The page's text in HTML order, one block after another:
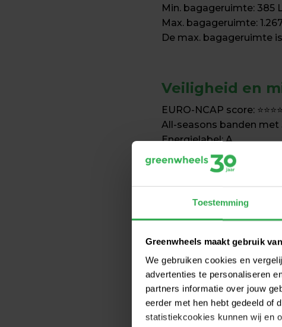
Toestemming
Greenwheels maakt gebruik
We gebruiken cookies en
advertenties te personaliseren
partners informatie over jouw
eerder met hen hebt gedeeld of
statistiekcookies kunnen wij en
⁠Min. bagageruimte: 385
⁠Max. bagageruimte:
⁠De max. bagageruimte
Veiligheid en
EURO-NCAP score: ⭐⭐⭐⭐
All-seasons banden met
Energielabel: A
CO2-emissie: 0 g/km
Features
Airconditioning
Radio
Apple Carplay en
USB-C ingang
Elektrische ramen
Bluetooth
Lane assist vanaf